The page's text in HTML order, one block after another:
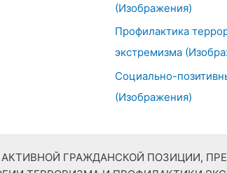
(Изображения)
Профилактика
экстремизма
Социально-
(Изображения)
ГРАЖДАНСКОЙ ПОЗИЦИИ,